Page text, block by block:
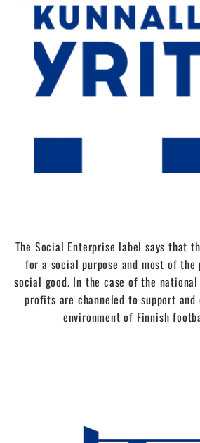
The Social Enterprise label says that
for a social purpose and most of
social good. In the case of the
profits are channeled to support
environment of Finnish